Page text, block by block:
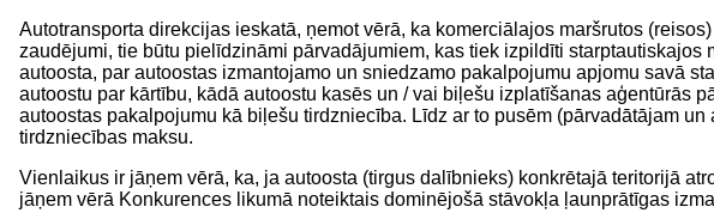
Autotransporta direkcijas ieskatā, ņemot vērā, ka komerciālajos maršrutos
zaudējumi, tie būtu pielīdzināmi pārvadājumiem, kas tiek izpildīti
autoosta, par autoostas izmantojamo un sniedzamo pakalpojumu apjomu savā
autoostu par kārtību, kādā autoostu kasēs un / vai biļešu izplatīšanas aģentūrās
autoostas pakalpojumu kā biļešu tirdzniecība. Līdz ar to pusēm (pārvadātājam
tirdzniecības maksu.
Vienlaikus ir jāņem vērā, ka, ja autoosta (tirgus dalībnieks) konkrētajā teritorijā
jāņem vērā Konkurences likumā noteiktais dominējošā stāvokļa ļaunprātīgas